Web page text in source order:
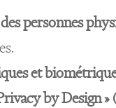
personnes
et
by Design